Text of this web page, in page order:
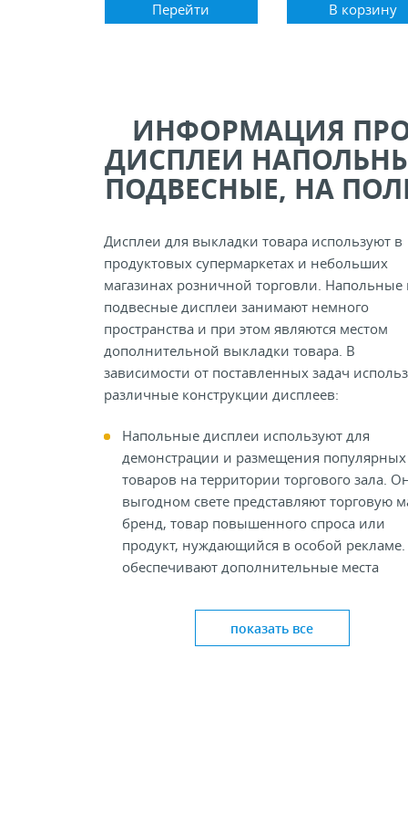
Перейти В корзину
ИНФОРМАЦИЯ
ДИСПЛЕИ
ПОДВЕСНЫЕ, НА
Дисплеи для выкладки товара используют в
продуктовых супермаркетах и небольших
магазинах розничной торговли. Напольные
подвесные дисплеи занимают немного
пространства и при этом являются местом
дополнительной выкладки товара. В
зависимости от поставленных задач
различные конструкции дисплеев:
Напольные дисплеи используют для
демонстрации и размещения популярных
товаров на территории торгового зала.
выгодном свете представляют торговую
бренд, товар повышенного спроса или
продукт, нуждающийся в особой
обеспечивают дополнительные места
Дисплеи на полку чаще всего используют
развесных продуктов – конфет, печенья,
показать все